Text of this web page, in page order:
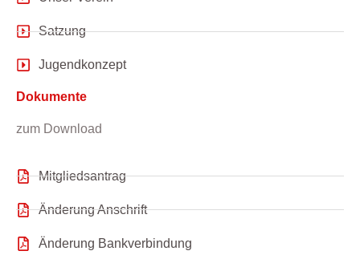
Satzung
Jugendkonzept
Dokumente
zum Download
Mitgliedsantrag
Änderung Anschrift
Änderung Bankverbindung